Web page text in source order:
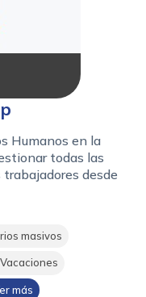
Humanos en la
todas las
desde
masivos
Vacaciones
más